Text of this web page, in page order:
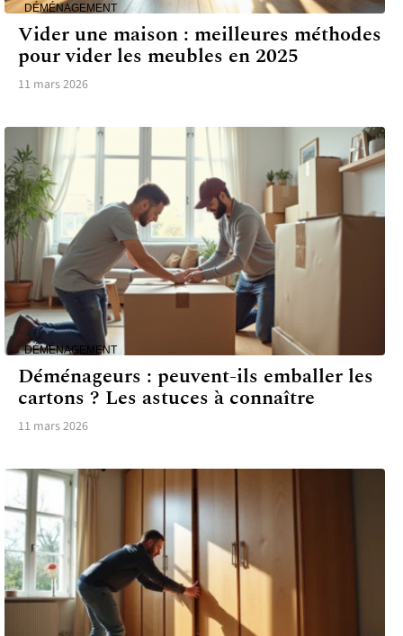
DÉMÉNAGEMENT
Vider une maison : meilleures méthodes
pour vider les meubles en 2025
11 mars 2026
DÉMÉNAGEMENT
Déménageurs : peuvent-ils emballer les
cartons ? Les astuces à connaître
11 mars 2026